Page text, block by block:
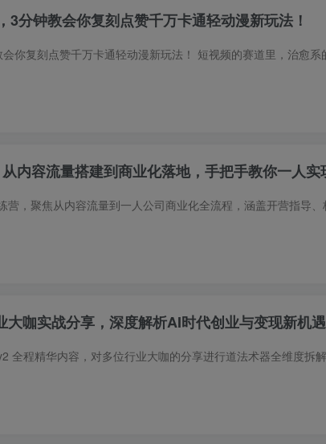
分钟教会你复刻点赞千万卡通轻动漫新玩法！
内容流量搭建到商业化落地，手把手教你一人实
咖实战分享，深度解析AI时代创业与变现新机遇